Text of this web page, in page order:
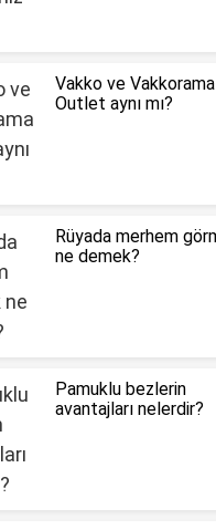
Vakko ve Vakkorama
Outlet aynı mı?
Rüyada merhem
ne demek?
Pamuklu bezlerin
avantajları nelerdir?